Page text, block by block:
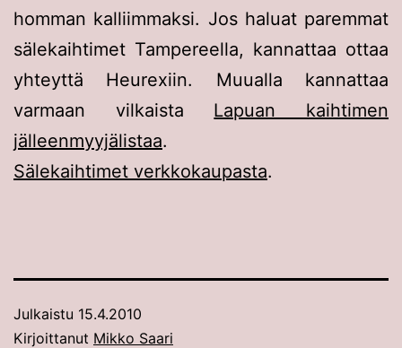
homman kalliimmaksi. Jos haluat paremmat
sälekaihtimet Tampereella, kannattaa ottaa
yhteyttä Heurexiin. Muualla kannattaa
varmaan vilkaista Lapuan kaihtimen
jälleenmyyjälistaa.
Sälekaihtimet verkkokaupasta.
Julkaistu 15.4.2010
Kirjoittanut Mikko Saari